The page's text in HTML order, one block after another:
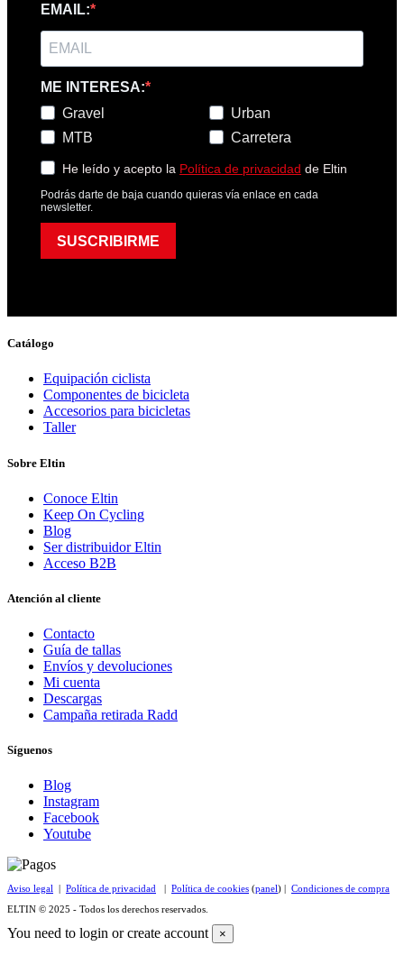
EMAIL:
ME INTERESA:
Gravel
MTB
Urban
Carretera
He leído y acepto la Política de privacidad de Eltin
Podrás darte de baja cuando quieras vía enlace en cada
newsletter.
SUSCRIBIRME
Catálogo
Equipación ciclista
Componentes de bicicleta
Accesorios para bicicletas
Taller
Sobre Eltin
Conoce Eltin
Keep On Cycling
Blog
Ser distribuidor Eltin
Acceso B2B
Atención al cliente
Contacto
Guía de tallas
Envíos y devoluciones
Mi cuenta
Descargas
Campaña retirada Radd
Síguenos
Blog
Instagram
Facebook
Youtube
Aviso legal Política de privacidad Política de cookies (panel) | Condiciones de compra
ELTIN © 2025 - Todos los derechos reservados.
You need to login or create account ×